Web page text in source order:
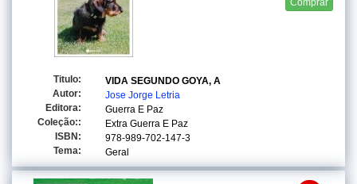
Comprar
Titulo:
VIDA SEGUNDO GOYA, A
Autor:
Jose Jorge Letria
Editora:
Guerra E Paz
Coleção::
Extra Guerra E Paz
ISBN:
978-989-702-147-3
Tema:
Geral